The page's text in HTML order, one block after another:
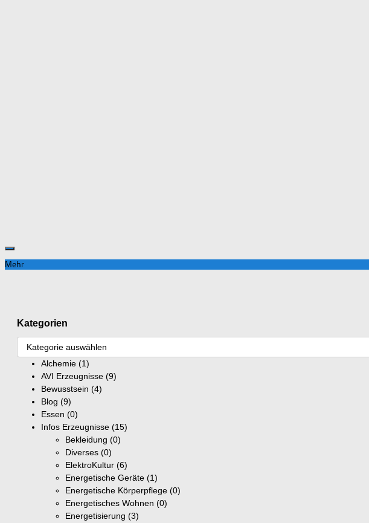
Mehr
Kategorien
Alchemie (1)
AVI Erzeugnisse (9)
Bewusstsein (4)
Blog (9)
Essen (0)
Infos Erzeugnisse (15)
Bekleidung (0)
Diverses (0)
ElektroKultur (6)
Energetische Geräte (1)
Energetische Körperpflege (0)
Energetisches Wohnen (0)
Energetisierung (3)